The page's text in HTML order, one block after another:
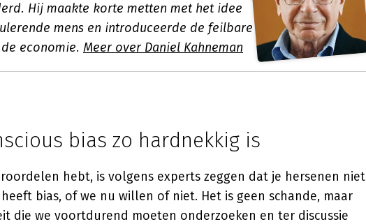
Hij maakte korte metten met het idee
mens en introduceerde de feilbare
economie. Meer over Daniel Kahneman
bias zo hardnekkig is
hebt, is volgens experts zeggen dat je hersenen niet
bias, of we nu willen of niet. Het is geen schande, maar
die we voortdurend moeten onderzoeken en ter discussie